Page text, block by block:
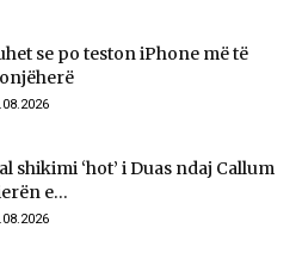
se po teston iPhone më të
shikimi ‘hot’ i Duas ndaj Callum
e...